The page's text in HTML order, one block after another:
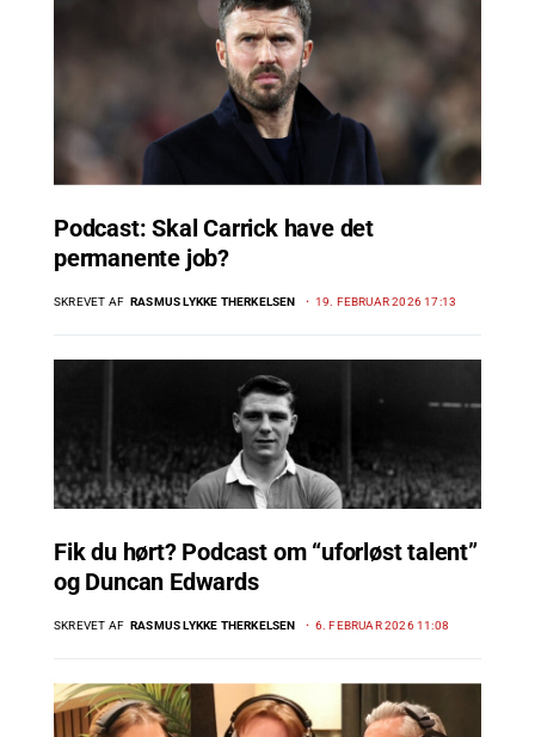
Podcast: Skal Carrick have det
permanente job?
SKREVET AF RASMUS LYKKE THERKELSEN 19. FEBRUAR 2026 17:13
Fik du hørt? Podcast om “uforløst talent”
og Duncan Edwards
SKREVET AF RASMUS LYKKE THERKELSEN 6. FEBRUAR 2026 11:08